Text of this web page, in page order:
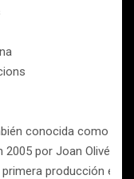
conocida como
por Joan Olivé,
producción ese